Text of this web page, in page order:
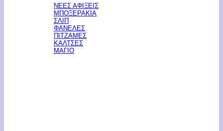
ΝΕΕΣ ΑΦΙΞΕΙΣ
ΜΠΟΞΕΡΑΚΙΑ
ΣΛΙΠ
ΦΑΝΕΛΕΣ
ΠΙΤΖΑΜΕΣ
ΚΑΛΤΣΕΣ
ΜΑΓΙΟ